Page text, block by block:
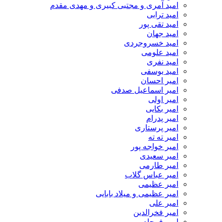
امید آمری و مجتبی کبیری و مهدى مقدم
امید ترابی
امید تقی پور
امید جهان
امید خسروجردی
امید علومی
امید نفری
امید یوسفی
امیر احسان
امیر اسماعیل صدفی
امیر اولی
امیر بکایی
امیر پدرام
امیر پرستاری
امیر ته ته
امیر خواجه پور
امیر سعیدی
امیر طارمی
امیر عباس گلاب
امیر عظیمی
امیر عظیمی و میلاد بابایی
امیر علی
امیر فخرالدین